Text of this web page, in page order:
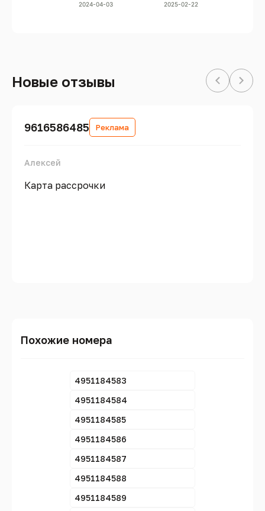
2024-04-03 2025-02-22
Новые отзывы
9616586485 Реклама
Алексей
Карта рассрочки
Похожие номера
4951184583
4951184584
4951184585
4951184586
4951184587
4951184588
4951184589